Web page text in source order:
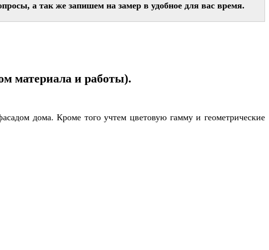
а так же запишем на замер в удобное для вас время.
материала и работы).
дома. Кроме того учтем цветовую гамму и геометрические